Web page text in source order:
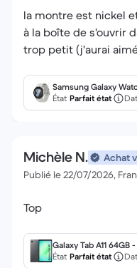
la montre est nickel
à la boîte de s'ouvrir
trop petit (j'aurai
Samsung Galaxy
État Parfait état
Michèle N.
Achat
Publié le 22/07/2026,
Top
Galaxy Tab A11 64GB
État Parfait état